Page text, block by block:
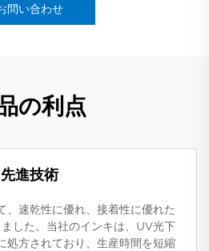
問い合わせ
の利点
先進技術
、速乾性に優れ、接着性に優れた
した。当社のインキは、UV光下
処方されており、生産時間を短縮